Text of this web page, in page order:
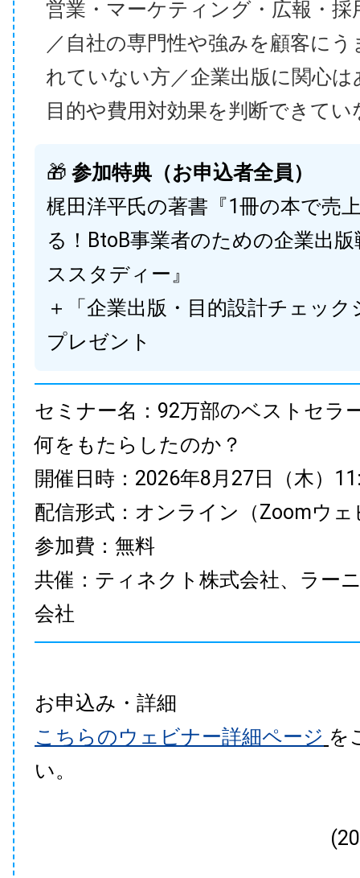
営業・マーケティング・広報・採
／自社の専門性や強みを顧客に
れていない方／企業出版に関心
目的や費用対効果を判断できてい
🎁 参加特典（お申込者全員）
梶田洋平氏の著書『1冊の本で売
る！BtoB事業者のための企業出
ススタディー』
＋「企業出版・目的設計チェック
プレゼント
セミナー名：92万部のベストセラ
何をもたらしたのか？
開催日時：2026年8月27日（木）
配信形式：オンライン（Zoomウェ
参加費：無料
共催：ティネクト株式会社、ラー
会社
お申込み・詳細
こちらのウェビナー詳細ページ を
い。